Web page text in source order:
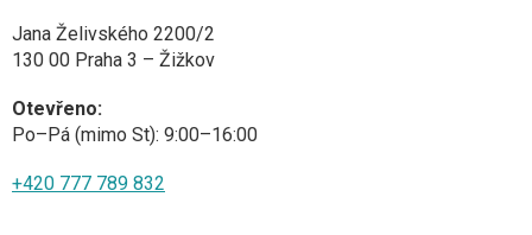
Jana Želivského 2200/2
130 00 Praha 3 – Žižkov
Otevřeno:
Po–Pá (mimo St): 9:00–16:00
+420 777 789 832